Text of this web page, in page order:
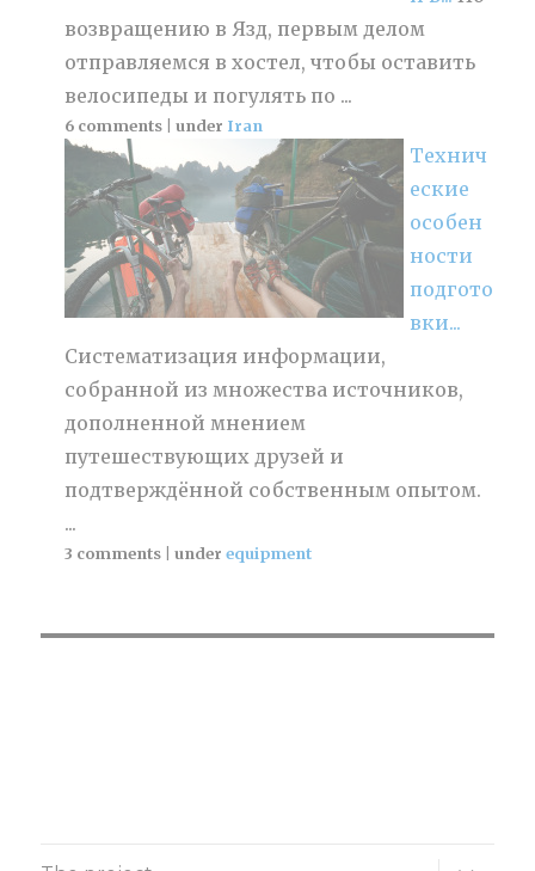
возвращению в Язд, первым делом
отправляемся в хостел, чтобы оставить
велосипеды и погулять по ...
6 comments |under Iran
Технич
еские
особен
ности
подгото
вки...
Систематизация информации,
собранной из множества источников,
дополненной мнением
путешествующих друзей и
подтверждённой собственным опытом.
...
3 comments |underequipment